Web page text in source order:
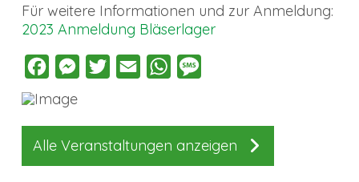
Für weitere Informationen und zur Anmeldung:
2023 Anmeldung Bläserlager
FacebookMessenger
Twitter Email WhatsApp
Alle Veranstaltungen anzeigen